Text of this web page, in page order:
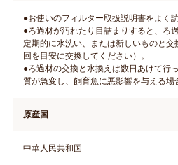
●お使いのフィルター取扱説明書をよく
●ろ過材が汚れたり目詰まりすると、ろ
定期的に水洗い、または新しいものと交
回を目安に交換してください）。
●ろ過材の交換と水換えは数日あけて行
質が急変し、飼育魚に悪影響を与える場
原産国
中華人民共和国